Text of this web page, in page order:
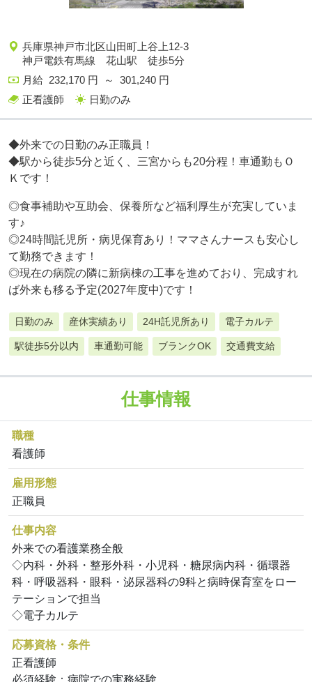
兵庫県神戸市北区山田町上谷上12-3
神戸電鉄有馬線 花山駅 徒歩5分
月給 232,170 円 ～ 301,240 円
正看護師
日勤のみ
◆外来での日勤のみ正職員！
◆駅から徒歩5分と近く、三宮からも20分程！車通勤もＯ
Ｋです！
◎食事補助や互助会、保養所など福利厚生が充実していま
す♪
◎24時間託児所・病児保育あり！ママさんナースも安心し
て勤務できます！
◎現在の病院の隣に新病棟の工事を進めており、完成すれ
ば外来も移る予定(2027年度中)です！
日勤のみ 産休実績あり 24H託児所あり 電子カルテ
駅徒歩5分以内 車通勤可能 ブランクOK 交通費支給
仕事情報
職種
看護師
雇用形態
正職員
仕事内容
外来での看護業務全般
◇内科・外科・整形外科・小児科・糖尿病内科・循環器
科・呼吸器科・眼科・泌尿器科の9科と病時保育室をロー
テーションで担当
◇電子カルテ
応募資格・条件
正看護師